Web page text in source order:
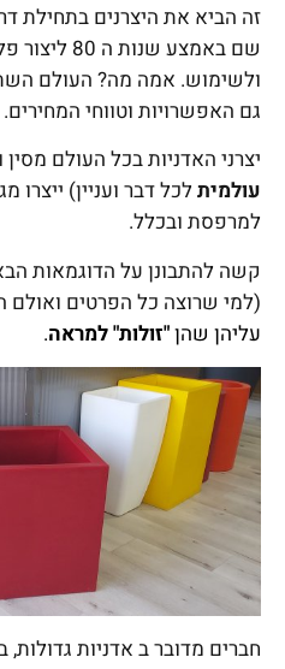
זה הביא את היצרנים בתחילת
שם באמצע
ולשימוש. אמה מה? העולם
גם האפשרויות וטווחי המחירים.
יצרני האדניות בכל העולם
עולמית לכל דבר ועניין) ייצרו
למרפסת ובכלל.
קשה להתבונן על הדוגמאות
(למי שרוצה כל הפרטים ואולם
עליהן שהן"זולות" למראה.
חברים מדובר ב אדניות גדולות,